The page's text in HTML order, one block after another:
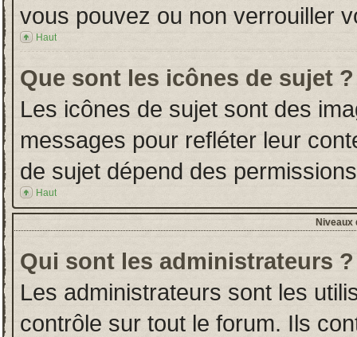
vous pouvez ou non verrouiller
Haut
Que sont les icônes de sujet ?
Les icônes de sujet sont des
messages pour refléter leur
de sujet dépend des
Haut
Niveaux
Qui sont les administrateurs ?
Les administrateurs sont les
contrôle sur tout le forum. Ils